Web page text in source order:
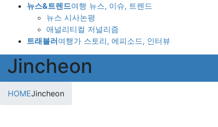
뉴스&트렌드여행 뉴스, 이슈, 트렌드
뉴스 시사논평
애널리티컬 저널리즘
트래블러여행가 스토리, 에피소드, 인터뷰
Jincheon
HOMEJincheon